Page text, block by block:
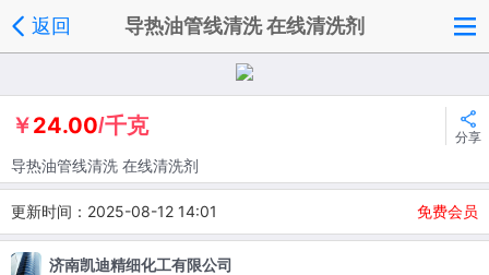
返回 导热油管线清洗 在线清洗剂
￥24.00/千克 分享
导热油管线清洗 在线清洗剂
更新时间：2025-08-12 14:01 免费会员
济南凯迪精细化工有限公司